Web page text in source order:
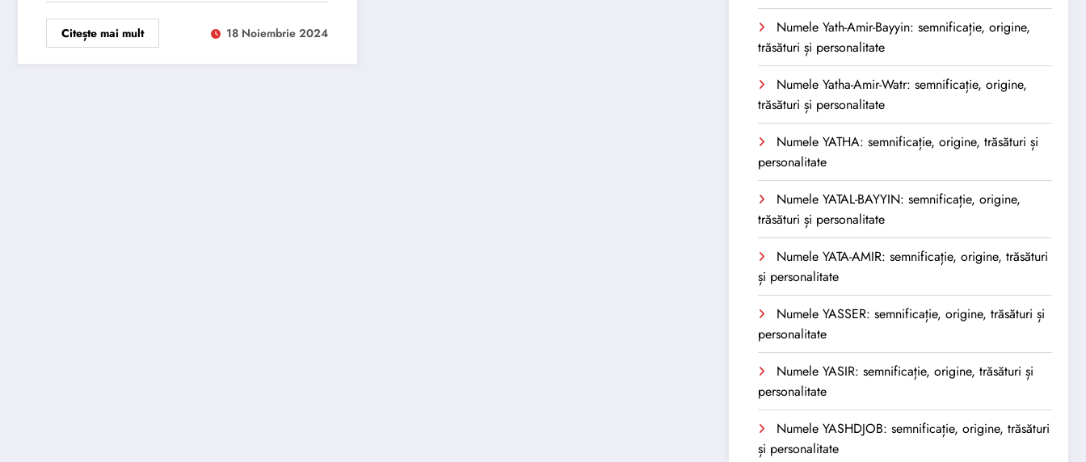
Citește mai mult 18 Noiembrie 2024
Numele Yath-Amir-Bayyin: semnificație, origine,
trăsături și personalitate
Numele Yatha-Amir-Watr: semnificație, origine,
trăsături și personalitate
Numele YATHA: semnificație, origine, trăsături și
personalitate
Numele YATAL-BAYYIN: semnificație, origine,
trăsături și personalitate
Numele YATA-AMIR: semnificație, origine, trăsături
și personalitate
Numele YASSER: semnificație, origine, trăsături și
personalitate
Numele YASIR: semnificație, origine, trăsături și
personalitate
Numele YASHDJOB: semnificație, origine, trăsături
și personalitate